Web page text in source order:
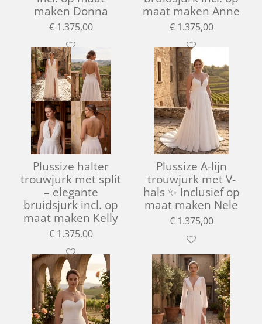
maken Donna
€ 1.375,00
maat maken Anne
€ 1.375,00
Plussize halter
trouwjurk met split
– elegante
bruidsjurk incl. op
maat maken Kelly
€ 1.375,00
Plussize A-lijn
trouwjurk met V-
hals ✨ Inclusief op
maat maken Nele
€ 1.375,00